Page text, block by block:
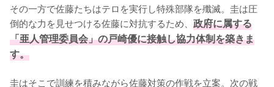
その一方で佐藤たちはテロを実行し特殊部隊を殲滅。圭は圧
倒的な力を見せつける佐藤に対抗するため、 政府に属する
「亜人管理委員会」の戸崎優に接触し協力体制を築きま
す。
圭はそこで訓練を積みながら佐藤対策の作戦を立案。次の戦